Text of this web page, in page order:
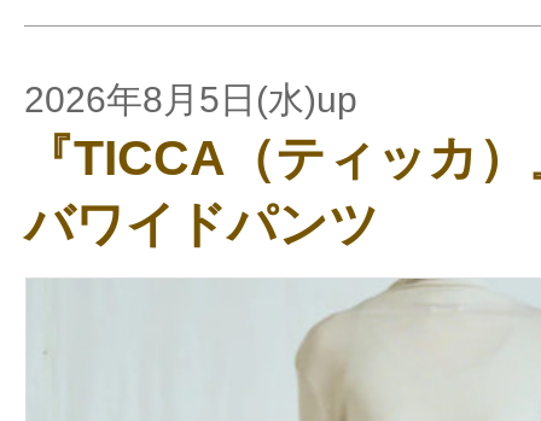
2026年8月5日(水)up
『TICCA（ティッカ
バワイドパンツ